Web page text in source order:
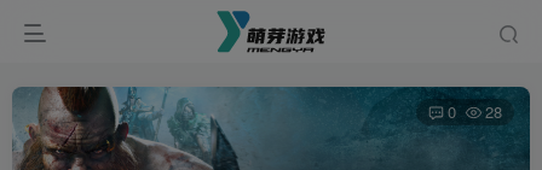
0 28